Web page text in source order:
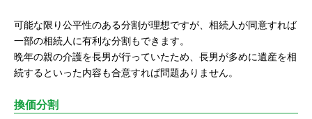
可能な限り公平性のある分割が理想ですが、相続人が同意すれば
一部の相続人に有利な分割もできます。
晩年の親の介護を長男が行っていたため、長男が多めに遺産を相
続するといった内容も合意すれば問題ありません。
換価分割